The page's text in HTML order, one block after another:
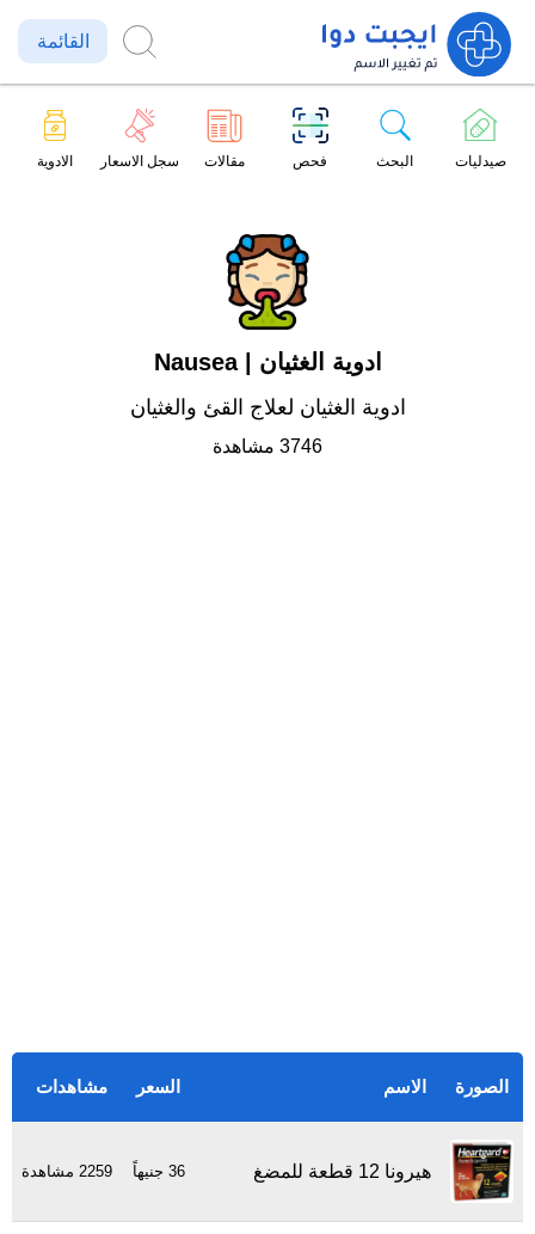
القائمة
صيدليات البحث فحص مقالات سجل الاسعار الادوية
ادوية الغثيان | Nausea
ادوية الغثيان لعلاج القئ والغثيان
3746 مشاهدة
الصورة الاسم السعر مشاهدات
هيرونا 12 قطعة للمضغ 36 جنيهاً 2259 مشاهدة